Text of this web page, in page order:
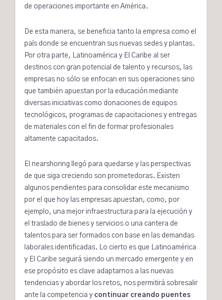
de operaciones importante en América.
De esta manera, se beneficia tanto la empresa como el
país donde se encuentran sus nuevas sedes y plantas.
Por otra parte, Latinoamérica y El Caribe al ser
destinos con gran potencial de talento y recursos, las
empresas no sólo se enfocan en sus operaciones sino
que también apuestan por la educación mediante
diversas iniciativas como donaciones de equipos
tecnológicos, programas de capacitaciones y entregas
de materiales con el fin de formar profesionales
altamente capacitados.
El nearshoring llegó para quedarse y las perspectivas
de que siga creciendo son prometedoras. Existen
algunos pendientes para consolidar este mecanismo
por el que hoy las empresas apuestan, como, por
ejemplo, una mejor infraestructura para la ejecución y
el traslado de bienes y servicios o una cantera de
talentos para ser formados con base en las demandas
laborales identificadas. Lo cierto es que Latinoamérica
y El Caribe seguirá siendo un mercado emergente y en
ese propósito es clave adaptarnos a las nuevas
tendencias y abordar los retos, nos permitirá sobresalir
ante la competencia y continuar creando puentes